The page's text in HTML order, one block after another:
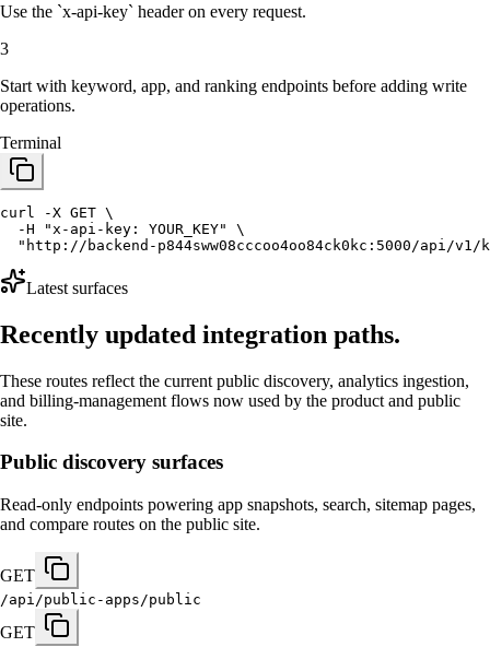
Use the `x-api-key` header on every request.
3
Start with keyword, app, and ranking endpoints before adding write
operations.
Terminal
curl -X GET \
  -H "x-api-key: YOUR_KEY" \
"http://backend-p844sww08cccoo4oo84ck0kc:5000/api/v1/
Latest surfaces
Recently updated integration paths.
These routes reflect the current public discovery, analytics ingestion,
and billing-management flows now used by the product and public
site.
Public discovery surfaces
Read-only endpoints powering app snapshots, search, sitemap pages,
and compare routes on the public site.
GET
/api/public-apps/public
GET